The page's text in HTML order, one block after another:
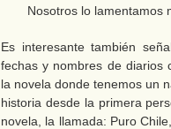
Nosotros lo lamentamos
Es interesante también
fechas y nombres de diarios
la novela donde tenemos un
historia desde la primera
novela, la llamada: Puro